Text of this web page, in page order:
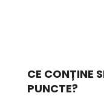
CE CONȚINE
PUNCTE?